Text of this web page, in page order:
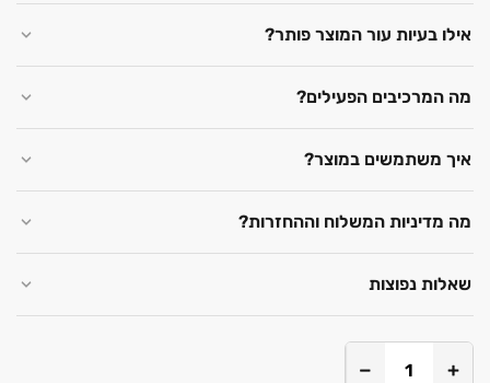
אילו בעיות עור המוצר פותר?
מה המרכיבים הפעילים?
איך משתמשים במוצר?
מה מדיניות המשלוח וההחזרות?
שאלות נפוצות
+
−